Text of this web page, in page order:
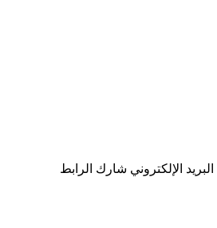
البريد الإلكتروني شارك الرابط